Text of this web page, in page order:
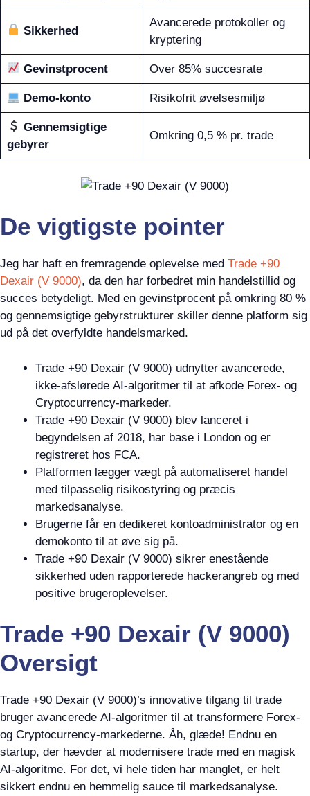
Sikkerhed
Avancerede protokoller og
kryptering
Gevinstprocent Over 85% succesrate
Demo-konto Risikofrit øvelsesmiljø
Gennemsigtige
gebyrer
Omkring 0,5 % pr. trade
De vigtigste pointer
Jeg har haft en fremragende oplevelse med Trade +90
Dexair (V 9000), da den har forbedret min handelstillid og
succes betydeligt. Med en gevinstprocent på omkring 80 %
og gennemsigtige gebyrstrukturer skiller denne platform sig
ud på det overfyldte handelsmarked.
Trade +90 Dexair (V 9000) udnytter avancerede,
ikke-afslørede AI-algoritmer til at afkode Forex- og
Cryptocurrency-markeder.
Trade +90 Dexair (V 9000) blev lanceret i
begyndelsen af 2018, har base i London og er
registreret hos FCA.
Platformen lægger vægt på automatiseret handel
med tilpasselig risikostyring og præcis
markedsanalyse.
Brugerne får en dedikeret kontoadministrator og en
demokonto til at øve sig på.
Trade +90 Dexair (V 9000) sikrer enestående
sikkerhed uden rapporterede hackerangreb og med
positive brugeroplevelser.
Trade +90 Dexair (V 9000)
Oversigt
Trade +90 Dexair (V 9000)’s innovative tilgang til trade
bruger avancerede AI-algoritmer til at transformere Forex-
og Cryptocurrency-markederne. Åh, glæde! Endnu en
startup, der hævder at modernisere trade med en magisk
AI-algoritme. For det, vi hele tiden har manglet, er helt
sikkert endnu en hemmelig sauce til markedsanalyse.